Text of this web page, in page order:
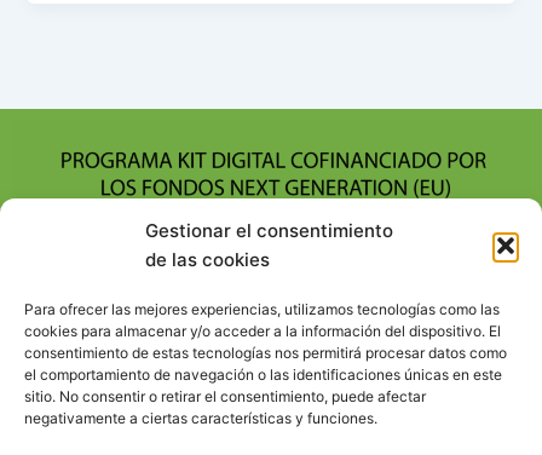
Gestionar el consentimiento
de las cookies
Para ofrecer las mejores experiencias, utilizamos tecnologías como las
cookies para almacenar y/o acceder a la información del dispositivo. El
consentimiento de estas tecnologías nos permitirá procesar datos como
el comportamiento de navegación o las identificaciones únicas en este
sitio. No consentir o retirar el consentimiento, puede afectar
negativamente a ciertas características y funciones.